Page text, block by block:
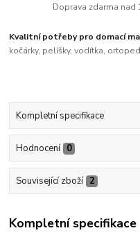
Doprava zdarma nad
Kvalitní potřeby pro domací
kočárky, pelíšky, vodítka,
Kompletní specifikace
Hodnocení 0
Související zboží 2
Kompletní specifikace